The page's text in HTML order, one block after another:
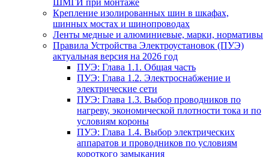
ШМГИ при монтаже
Крепление изолированных шин в шкафах,
шинных мостах и шинопроводах
Ленты медные и алюминиевые, марки, нормативы
Правила Устройства Электроустановок (ПУЭ)
актуальная версия на 2026 год
ПУЭ: Глава 1.1. Общая часть
ПУЭ: Глава 1.2. Электроснабжение и
электрические сети
ПУЭ: Глава 1.3. Выбор проводников по
нагреву, экономической плотности тока и по
условиям короны
ПУЭ: Глава 1.4. Выбор электрических
аппаратов и проводников по условиям
короткого замыкания